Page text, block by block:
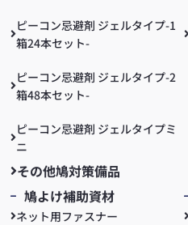
ピーコン忌避剤 ジェルタイプ-1
箱24本セット-
ピーコン忌避剤 ジェルタイプ-2
箱48本セット-
ピーコン忌避剤 ジェルタイプミ
ニ
その他鳩対策備品
鳩よけ補助資材
ネット用ファスナー